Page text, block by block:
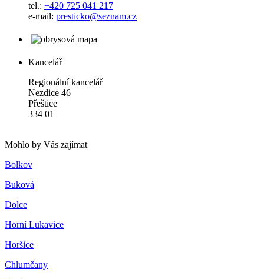
tel.: +420 725 041 217
e-mail: presticko@seznam.cz
Kancelář
Regionální kancelář
Nezdice 46
Přeštice
334 01
Mohlo by Vás zajímat
Bolkov
Buková
Dolce
Horní Lukavice
Horšice
Chlumčany